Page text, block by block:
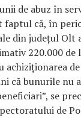
de abuz în
faptul că, în
din judeţul Olt
220.000 de
achiziţionarea
că bunurile nu
se
de